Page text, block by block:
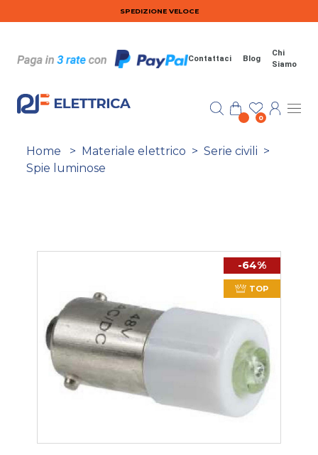
Salta al contenuto principaleSPEDIZIONE VELOCE
Contattaci Blog
Chi
Siamo
0
Home > Materiale elettrico > Serie civili >
Spie luminose
-64%
TOP